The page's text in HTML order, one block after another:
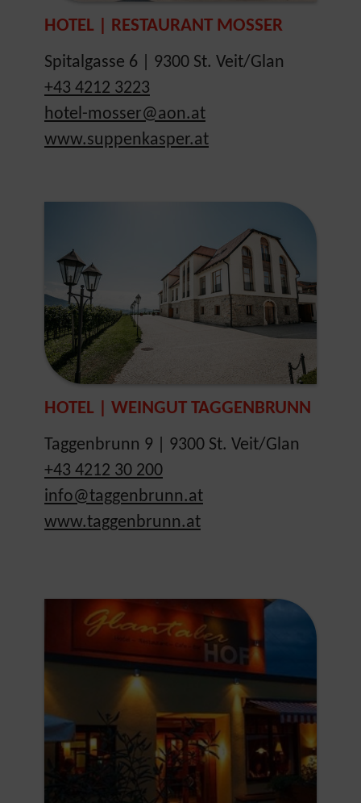
HOTEL | RESTAURANT MOSSER
Spitalgasse 6 | 9300 St. Veit/Glan
+43 4212 3223
hotel-mosser@aon.at
www.suppenkasper.at
HOTEL | WEINGUT TAGGENBRUNN
Taggenbrunn 9 | 9300 St. Veit/Glan
+43 4212 30 200
info@taggenbrunn.at
www.taggenbrunn.at
Show larger version